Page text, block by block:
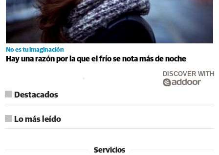
No es tu imaginación
Hay una razón por la que el frío se nota más de noche
DISCOVER WITH
Destacados
Lo más leído
Servicios